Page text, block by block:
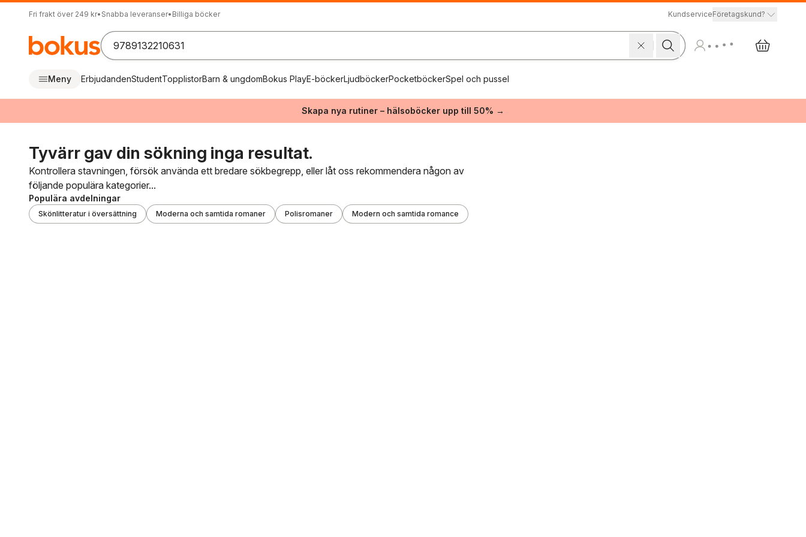
Fri frakt över 249 kr• Snabba leveranser• Billiga böcker KundserviceFöretagskund?
Meny ErbjudandenStudentTopplistorBarn & ungdomBokus PlayE-böckerLjudböckerPocketböckerSpel och pussel
Skapa nya rutiner – hälsoböcker upp till 50% →
Tyvärr gav din sökning inga resultat.
Kontrollera stavningen, försök använda ett bredare sökbegrepp, eller låt oss rekommendera någon av
följande populära kategorier...
Populära avdelningar
Skönlitteratur i översättning Moderna och samtida romaner Polisromaner Modern och samtida romance